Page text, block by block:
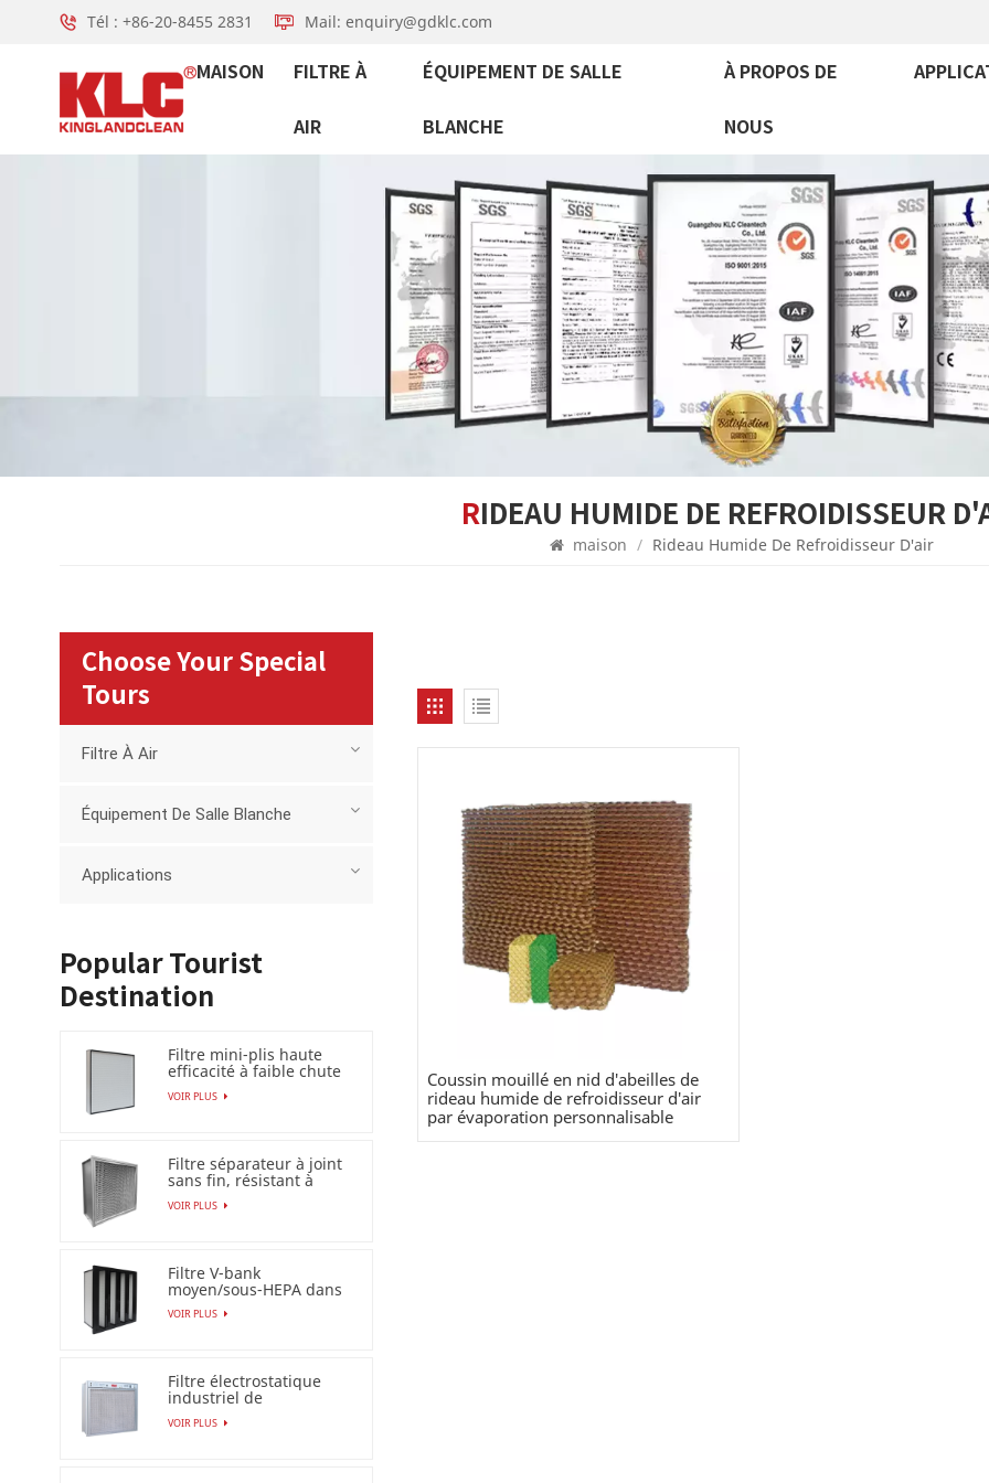
Tél : +86-20-8455 2831 Mail: enquiry@gdklc.com
MAISON FILTRE À
AIR
ÉQUIPEMENT DE SALLE
BLANCHE
À PROPOS DE
NOUS
RIDEAU HUMIDE DE REFROIDISSEUR
maison / Rideau Humide De Refroidisseur D'air
Coussin mouillé en nid d'abeilles de
rideau humide de refroidisseur d'air
par évaporation personnalisable
Choose Your Special
Tours
Filtre À Air
Équipement De Salle Blanche
Applications
Popular Tourist
Destination
Filtre mini-plis haute
efficacité à faible chute
de pression (HEPA
/ULPA)
VOIR PLUS
Filtre séparateur à joint
sans fin, résistant à
l'humidité à 100 %
VOIR PLUS
Filtre V-bank
moyen/sous-HEPA dans
un cadre en plastique
VOIR PLUS
Filtre électrostatique
industriel de
précipitateur pour le
filtre à air Esp
VOIR PLUS